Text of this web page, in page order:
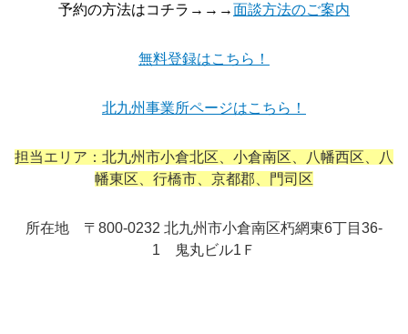
予約の方法はコチラ→→→面談方法のご案内
無料登録はこちら！
北九州事業所ページはこちら！
担当エリア：北九州市小倉北区、小倉南区、八幡西区、八
幡東区、行橋市、京都郡、門司区
所在地 〒800-0232 北九州市小倉南区朽網東6丁目36-
1 鬼丸ビル1Ｆ